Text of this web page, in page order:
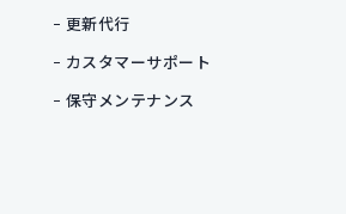
更新代行
カスタマーサポート
保守メンテナンス